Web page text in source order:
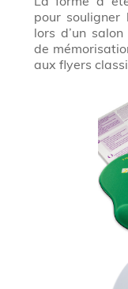
pour souligner
lors d’un
de
aux flyers